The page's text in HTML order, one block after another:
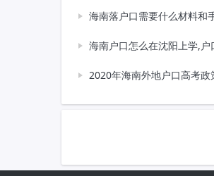
海南落户口需要什么材料和手
海南户口怎么在沈阳上学,户口在海
2020年海南外地户口高考政策,2020